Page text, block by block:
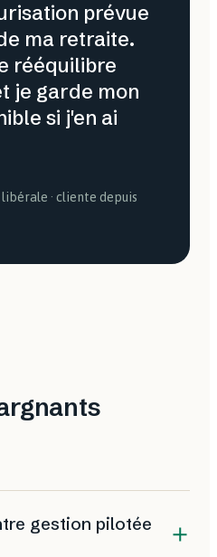
prévue
ma retraite.
rééquilibre
je garde mon
si j'en ai
libérale · cliente depuis
gestion pilotée